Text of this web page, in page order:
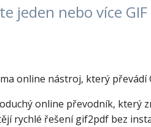
jeden nebo více
online nástroj, který
online převodník, který
rychlé řešení gif2pdf bez